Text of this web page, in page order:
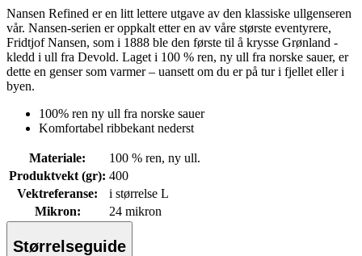
Nansen Refined er en litt lettere utgave av den klassiske ullgenseren
vår. Nansen-serien er oppkalt etter en av våre største eventyrere,
Fridtjof Nansen, som i 1888 ble den første til å krysse Grønland -
kledd i ull fra Devold. Laget i 100 % ren, ny ull fra norske sauer, er
dette en genser som varmer – uansett om du er på tur i fjellet eller i
byen.
100% ren ny ull fra norske sauer
Komfortabel ribbekant nederst
Materiale:
100 % ren, ny ull.
Produktvekt (gr): 400
Vektreferanse:
i størrelse L
Mikron: 24 mikron
Størrelseguide